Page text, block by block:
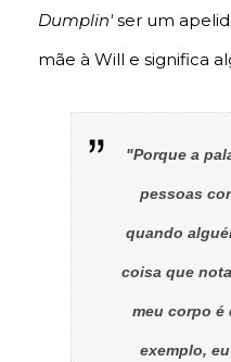
Dumplin'ser um
mãe à Will e significa
"Porque a
pessoas
quando
coisa que
meu corpo é
exemplo,